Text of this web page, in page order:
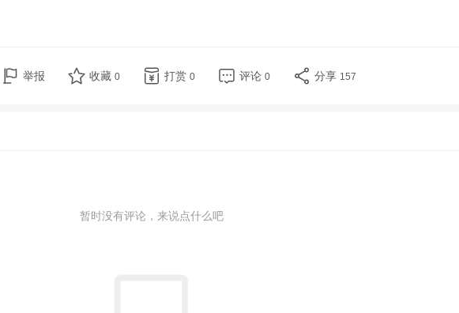
举报 收藏 0 打赏 0 评论 0 分享 157
暂时没有评论，来说点什么吧